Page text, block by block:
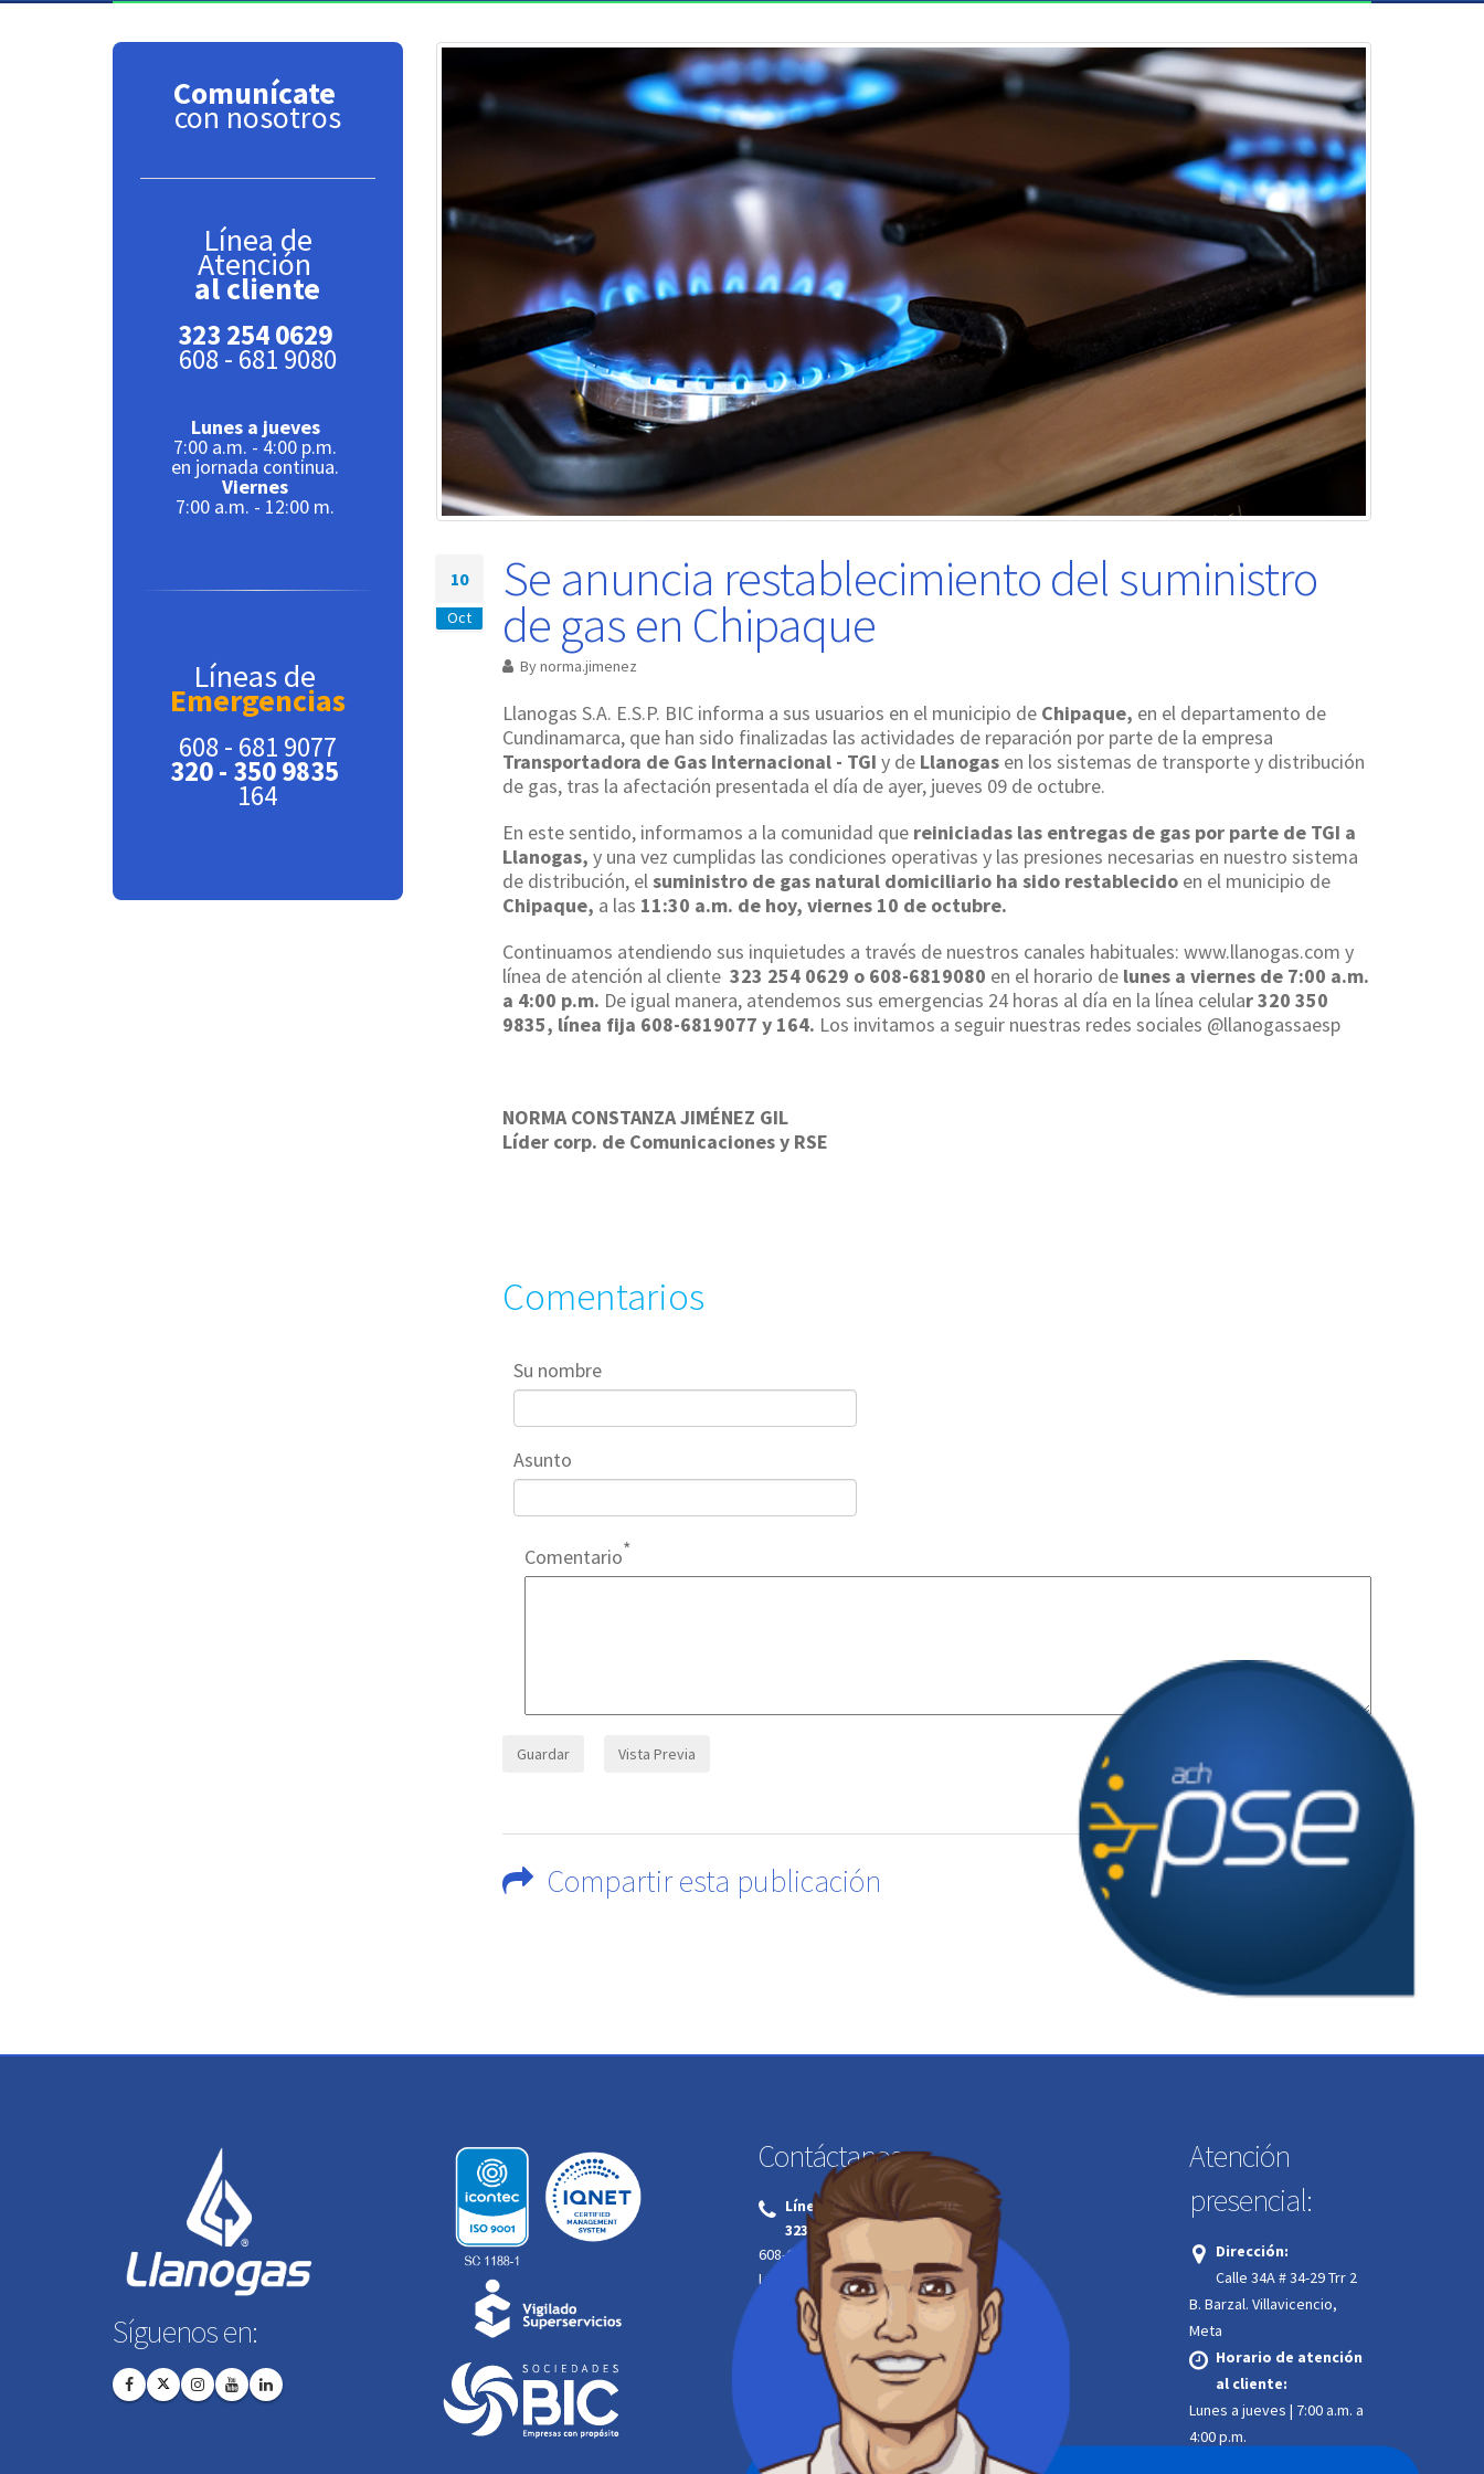
Comunícate
con nosotros
Línea de
Atención
al cliente
323 254 0629
608 - 681 9080
Lunes a jueves
7:00 a.m. - 4:00 p.m.
en jornada continua.
Viernes
7:00 a.m. - 12:00 m.
Líneas de
Emergencias
608 - 681 9077
320 - 350 9835
164
10
Oct
Se anuncia restablecimiento del suministro
de gas en Chipaque
Bynorma.jimenez
Llanogas S.A. E.S.P. BIC informa a sus usuarios en el municipio de Chipaque, en el departamento de
Cundinamarca, que han sido finalizadas las actividades de reparación por parte de la empresa
Transportadora de Gas Internacional - TGI y deLlanogas en los sistemas de transporte y distribución
de gas, tras la afectación presentada el día de ayer, jueves 09 de octubre.
En este sentido, informamos a la comunidad que reiniciadas las entregas de gas por parte de TGI a
Llanogas, y una vez cumplidas las condiciones operativas y las presiones necesarias en nuestro sistema
de distribución, elsuministro de gas natural domiciliario ha sido restablecido en el municipio de
Chipaque, a las 11:30 a.m. de hoy, viernes 10 de octubre.
Continuamos atendiendo sus inquietudes a través de nuestros canales habituales: www.llanogas.com y
línea de atención al cliente 323 254 0629 o 608-6819080 en el horario delunes a viernes de 7:00 a.m.
a 4:00 p.m. De igual manera, atendemos sus emergencias 24 horas al día en la línea celular 320 350
9835, línea fija 608-6819077 y 164. Los invitamos a seguir nuestras redes sociales @llanogassaesp
NORMA CONSTANZA JIMÉNEZ GIL
Líder corp. de Comunicaciones y RSE
Comentarios
Su nombre
Asunto
Comentario
Compartir esta publicación
Síguenos en:
Contáctanos:
Línea de Atención al Cliente:
323 254 0629
608-6819080
Lunes a jueves | 7:00 a.m. a 4:00 p.m.
Viernes | 7:00 a.m. a 12:00 m.
Línea de Emergencias atención 24/7:
320 350 9835
608-6819077
Linea gratuita 164
Atención
presencial:
Dirección:
Calle 34A # 34-29 Trr 2
B. Barzal. Villavicencio,
Meta
Horario de atención
al cliente:
Lunes a jueves | 7:00 a.m. a
4:00 p.m.